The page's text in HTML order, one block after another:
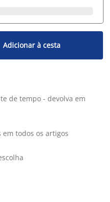
Adicionar à cesta
de tempo - devolva em
todos os artigos